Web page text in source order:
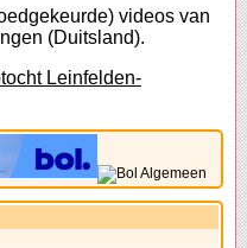
videos van
(Duitsland).
Leinfelden-